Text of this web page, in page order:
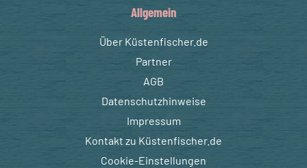
Allgemein
Über Küstenfischer.de
Partner
AGB
Datenschutzhinweise
Impressum
Kontakt zu Küstenfischer.de
Cookie-Einstellungen